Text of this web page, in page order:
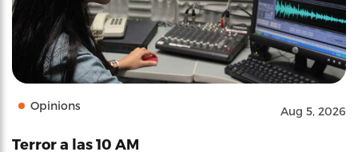
Opinions Aug 5, 2026
Terror a las 10 AM